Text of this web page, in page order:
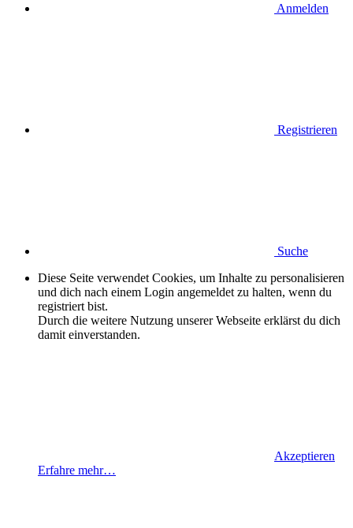
Anmelden
Registrieren
Suche
Diese Seite verwendet Cookies, um Inhalte zu personalisieren
und dich nach einem Login angemeldet zu halten, wenn du
registriert bist.
Durch die weitere Nutzung unserer Webseite erklärst du dich
damit einverstanden.
Akzeptieren
Erfahre mehr…